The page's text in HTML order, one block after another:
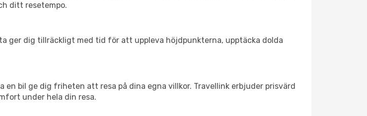
ditt resetempo.
ger dig tillräckligt med tid för att uppleva höjdpunkterna, upptäcka dolda
bil ge dig friheten att resa på dina egna villkor. Travellink erbjuder prisvärd
under hela din resa.